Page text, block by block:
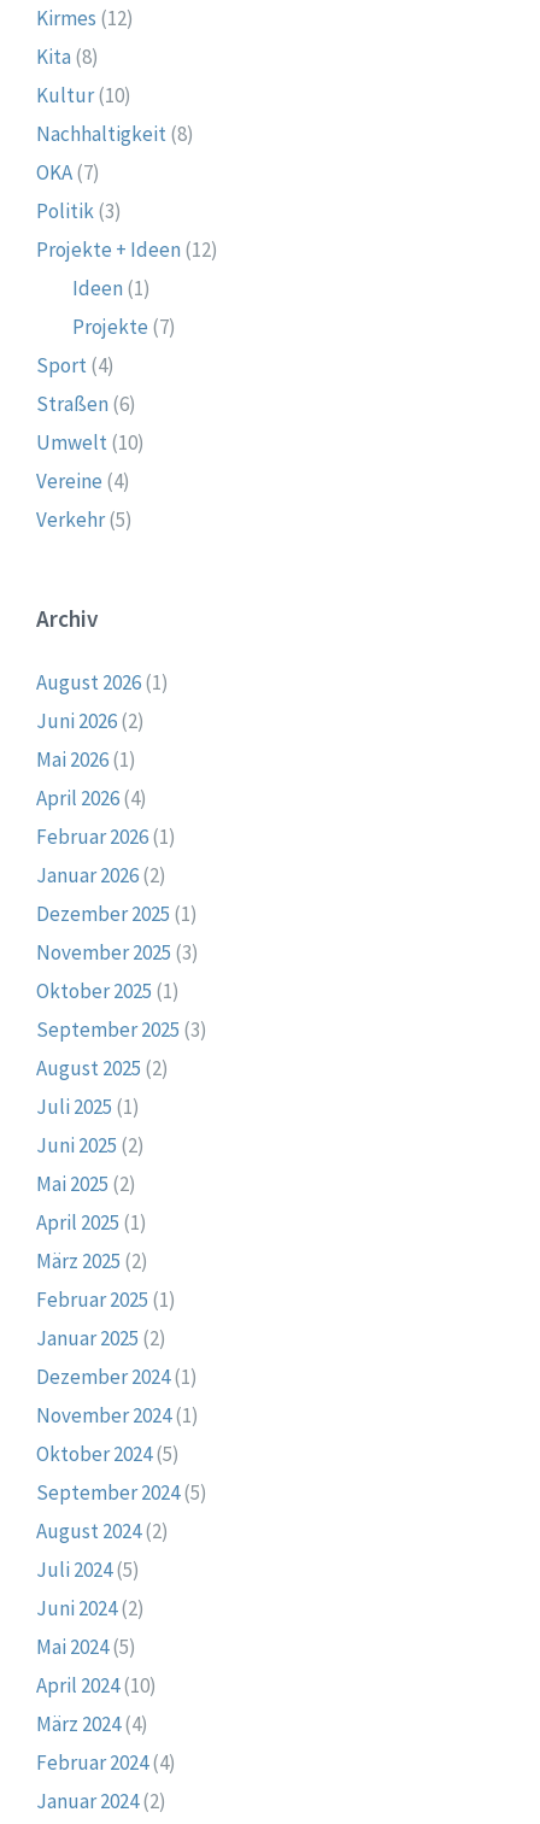
Kirmes (12)
Kita (8)
Kultur(10)
Nachhaltigkeit(8)
OKA(7)
Politik(3)
Projekte + Ideen (12)
Ideen (1)
Projekte (7)
Sport(4)
Straßen (6)
Umwelt(10)
Vereine (4)
Verkehr(5)
Archiv
August 2026(1)
Juni 2026(2)
Mai 2026(1)
April 2026(4)
Februar 2026(1)
Januar 2026(2)
Dezember 2025 (1)
November 2025 (3)
Oktober 2025 (1)
September 2025 (3)
August 2025 (2)
Juli 2025 (1)
Juni 2025 (2)
Mai 2025 (2)
April 2025 (1)
März 2025 (2)
Februar 2025 (1)
Januar 2025 (2)
Dezember 2024(1)
November 2024(1)
Oktober 2024(5)
September 2024(5)
August 2024(2)
Juli 2024(5)
Juni 2024(2)
Mai 2024(5)
April 2024(10)
März 2024(4)
Februar 2024(4)
Januar 2024(2)